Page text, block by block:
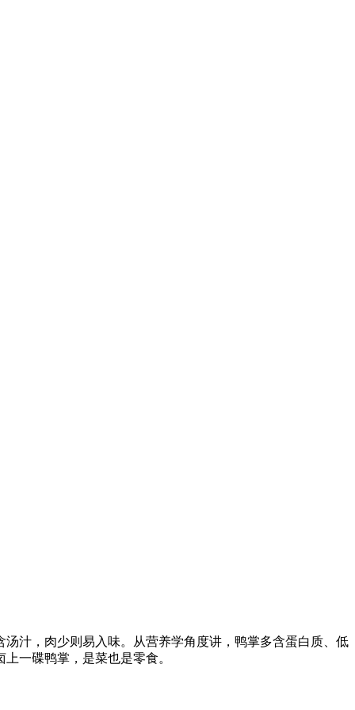
汁，肉少则易入味。从营养学角度讲，鸭掌多含蛋白质、低
一碟鸭掌，是菜也是零食。